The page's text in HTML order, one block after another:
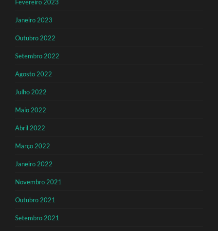
Fevereiro 2023
Janeiro 2023
Outubro 2022
Setembro 2022
Agosto 2022
Julho 2022
Maio 2022
Abril 2022
Março 2022
Janeiro 2022
Novembro 2021
Outubro 2021
Setembro 2021